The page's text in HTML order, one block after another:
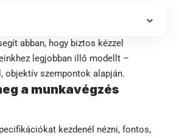
abban, hogy biztos kézzel
legjobban illő modellt –
objektív szempontok alapján.
a munkavégzés
kezdenél nézni, fontos,